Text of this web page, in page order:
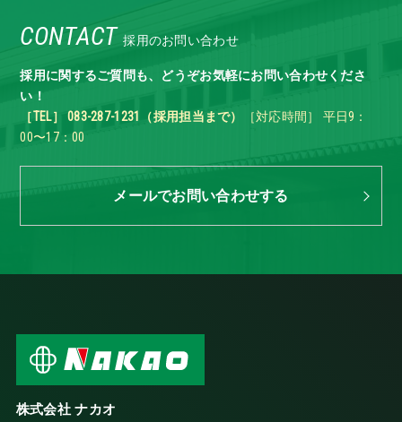
CONTACT 採用のお問い合わせ
採用に関するご質問も、どうぞお気軽にお問い合わせくださ
い！
［TEL］ 083-287-1231（採用担当まで）
［対応時間］ 平日9：
00〜17：00
メールでお問い合わせする
株式会社 ナカオ